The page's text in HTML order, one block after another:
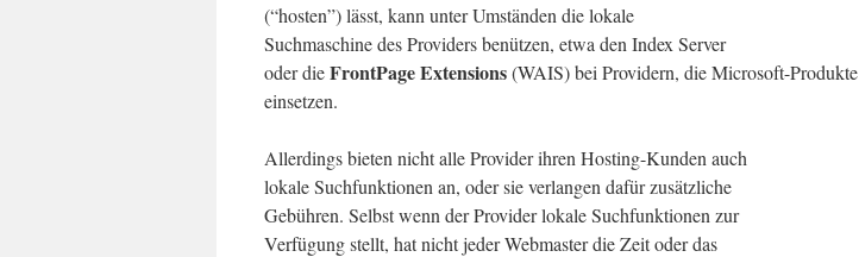
(“hosten”) lässt, kann unter Umständen die lokale
Suchmaschine des Providers benützen, etwa den Index Server
oder dieFrontPage Extensions(WAIS) bei Providern, die Microsoft-Produkte
einsetzen.
Allerdings bieten nicht alle Provider ihren Hosting-Kunden auch
lokale Suchfunktionen an, oder sie verlangen dafür zusätzliche
Gebühren. Selbst wenn der Provider lokale Suchfunktionen zur
Verfügung stellt, hat nicht jeder Webmaster die Zeit oder das